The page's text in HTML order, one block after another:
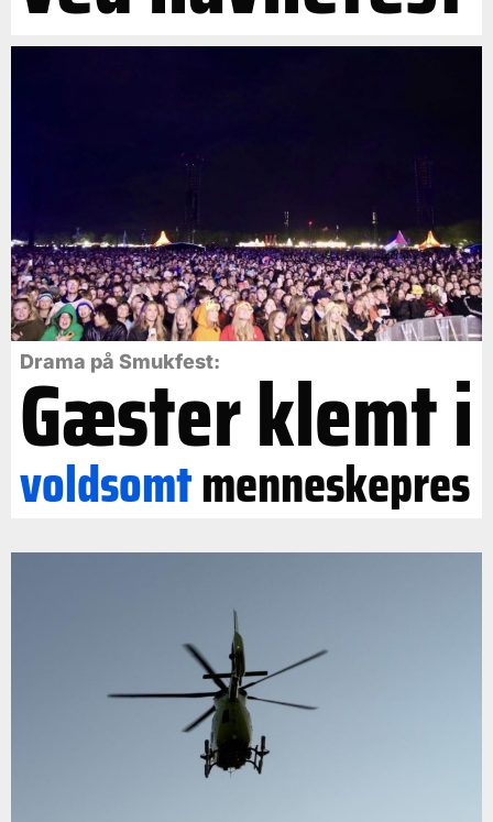
Drama på Smukfest:
Gæster klemt i
voldsomtmenneskepres